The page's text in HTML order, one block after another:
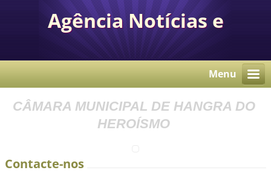
Agência Notícias e
Comunicação Autárquica
Menu
CÂMARA MUNICIPAL DE HANGRA DO
HEROÍSMO
Contacte-nos